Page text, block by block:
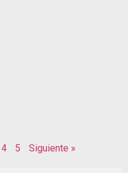
4 5 Siguiente »